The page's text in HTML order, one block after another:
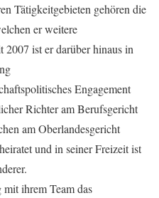
Tätigkeitgebieten gehören die
er weitere
2007 ist er darüber hinaus in
Engagement
Richter am Berufsgericht
am Oberlandesgericht
und in seiner Freizeit ist
ihrem Team das